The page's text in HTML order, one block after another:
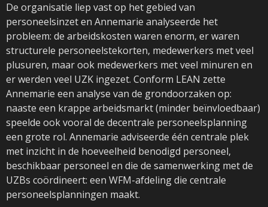
De organisatie liep vast op het gebied van
personeelsinzet en Annemarie analyseerde het
probleem: de arbeidskosten waren enorm, er waren
structurele personeelstekorten, medewerkers met veel
plusuren, maar ook medewerkers met veel minuren en
er werden veel UZK ingezet. Conform LEAN zette
Annemarie een analyse van de grondoorzaken op:
naaste een krappe arbeidsmarkt (minder beïnvloedbaar)
speelde ook vooral de decentrale personeelsplanning
een grote rol. Annemarie adviseerde één centrale plek
met inzicht in de hoeveelheid benodigd personeel,
beschikbaar personeel en die de samenwerking met de
UZBs coördineert: een WFM-afdeling die centrale
personeelsplanningen maakt.